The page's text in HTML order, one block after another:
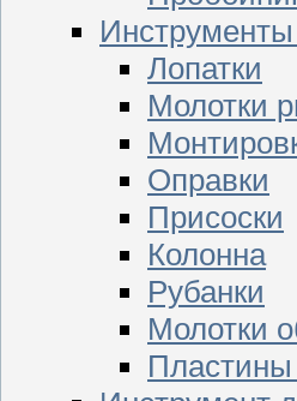
Лопатки
Молотки
Оправки
Присоски
Колонна
Рубанки
Молотки